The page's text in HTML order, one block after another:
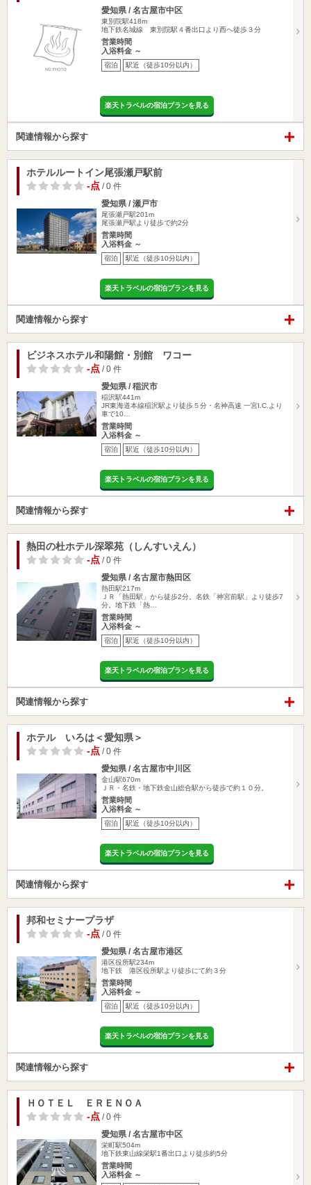
愛知県 / 名古屋市中区
東別院駅418m
地下鉄名城線 東別院駅４番出口より西へ徒歩３分
営業時間
入浴料金 ～
宿泊 駅近（徒歩10分以内）
楽天トラベルの宿泊プランを見る
関連情報から探す
ホテルルートイン尾張瀬戸駅前
-点 / 0 件
愛知県 / 瀬戸市
尾張瀬戸駅201m
尾張瀬戸駅より徒歩で約2分
営業時間
入浴料金 ～
宿泊 駅近（徒歩10分以内）
楽天トラベルの宿泊プランを見る
関連情報から探す
ビジネスホテル和陽館・別館 ワコー
-点 / 0 件
愛知県 / 稲沢市
稲沢駅441m
JR東海道本線稲沢駅より徒歩５分・名神高速 一宮I.C.より
車で10…
営業時間
入浴料金 ～
宿泊 駅近（徒歩10分以内）
楽天トラベルの宿泊プランを見る
関連情報から探す
熱田の杜ホテル深翠苑（しんすいえん）
-点 / 0 件
愛知県 / 名古屋市熱田区
熱田駅217m
ＪＲ「熱田駅」から徒歩2分。名鉄「神宮前駅」より徒歩7
分。地下鉄「熱…
営業時間
入浴料金 ～
宿泊 駅近（徒歩10分以内）
楽天トラベルの宿泊プランを見る
関連情報から探す
ホテル いろは＜愛知県＞
-点 / 0 件
愛知県 / 名古屋市中川区
金山駅670m
ＪＲ・名鉄・地下鉄金山総合駅から徒歩で約１０分。
営業時間
入浴料金 ～
宿泊 駅近（徒歩10分以内）
楽天トラベルの宿泊プランを見る
関連情報から探す
邦和セミナープラザ
-点 / 0 件
愛知県 / 名古屋市港区
港区役所駅234m
地下鉄 港区役所駅より徒歩にて約３分
営業時間
入浴料金 ～
宿泊 駅近（徒歩10分以内）
楽天トラベルの宿泊プランを見る
関連情報から探す
ＨＯＴＥＬ ＥＲＥＮＯＡ
-点 / 0 件
愛知県 / 名古屋市中区
栄町駅504m
地下鉄東山線栄駅1番出口より徒歩約5分
営業時間
入浴料金 ～